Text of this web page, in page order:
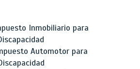
Inmobiliario para
Automotor para